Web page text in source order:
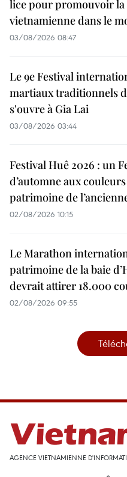
lice pour promouvoir
vietnamienne dans le
03/08/2026 08:47
Le 9e Festival
martiaux traditionnels
s'ouvre à Gia Lai
03/08/2026 03:44
Festival Huê 2026 : un
d’automne aux
patrimoine de
02/08/2026 10:15
Le Marathon
patrimoine de la baie
devrait attirer 18.000
02/08/2026 09:55
AGENCE VIETNAMIENNE